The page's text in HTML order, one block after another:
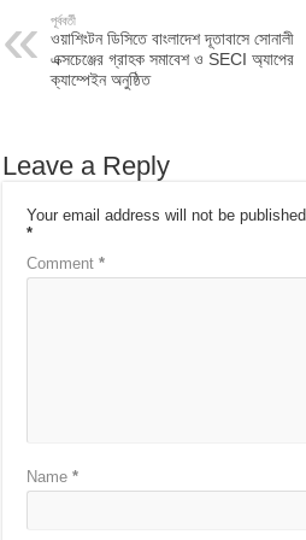
পূর্ববর্তী
ওয়াশিংটন ডিসিতে বাংলাদেশ দূতাবাসে সোনালী
এক্সচেঞ্জের গ্রাহক সমাবেশ ও SECI অ্যাপের
ক্যাম্পেইন অনুষ্ঠিত
Leave a Reply
Your email address will not be published.
*
Comment*
Name*